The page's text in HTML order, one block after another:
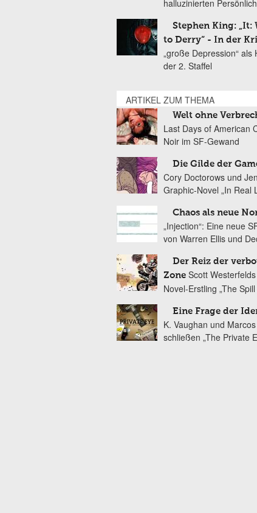
halluzinierten
Stephen King: „It:
to Derry“ - In der
„große Depression“ als
der 2. Staffel
ARTIKEL ZUM THEMA
Welt ohne
Last Days of American
Noir im SF-Gewand
Die Gilde der
Cory Doctorows und
Graphic-Novel „In Real
Chaos als neue
„Injection“: Eine neue
von Warren Ellis und
Der Reiz der
Zone Scott
Novel-Erstling „The
Eine Frage der
K. Vaughan und
schließen „The Private